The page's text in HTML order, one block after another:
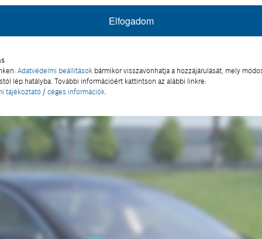
és biztonságosabbá teszia közúti
is képes, amivel például elkerülhetőek
Elfogadom
Adatvédelmi beállítások bármikor visszavonhatja a hozzájárulását, mely
lép hatályba. További információért kattintson az alábbi linkre:
tájékoztató / céges információk